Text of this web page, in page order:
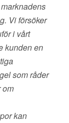
Vi försöker
i vårt
kunden en
som råder
om
kan